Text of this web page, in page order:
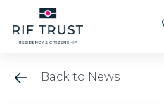
Back to News